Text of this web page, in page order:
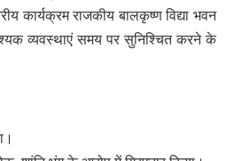
कार्यक्रम राजकीय बालकृष्ण विद्या भवन
व्यवस्थाएं समय पर सुनिश्चित करने के